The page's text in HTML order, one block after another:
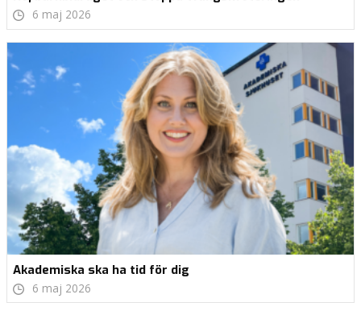
6 maj 2026
Akademiska ska ha tid för dig
6 maj 2026